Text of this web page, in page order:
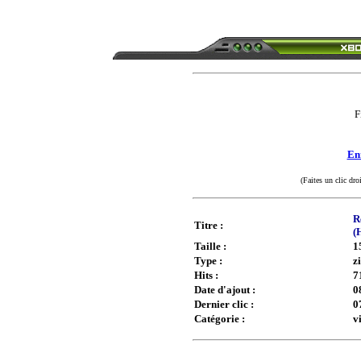
(Faites un clic
Titre :
Taille :
Type :
Hits :
Date d'ajout :
Dernier clic :
Catégorie :